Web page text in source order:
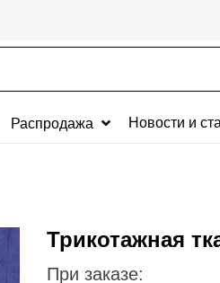
Распродажа Новости и
Трикотажная
При заказе: